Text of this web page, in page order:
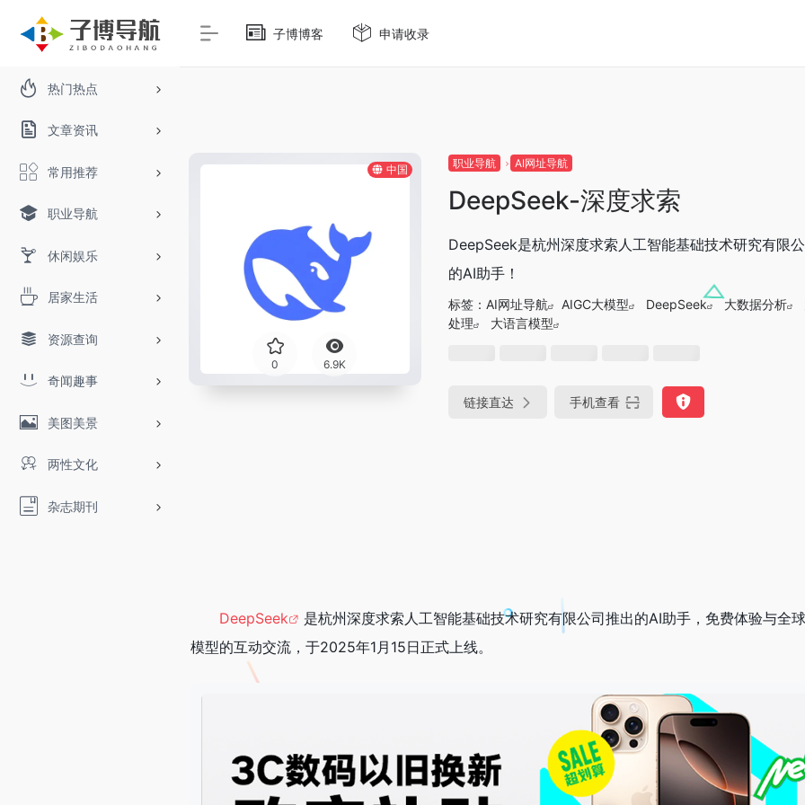
热门热点
文章资讯
常用推荐
职业导航
休闲娱乐
居家生活
资源查询
奇闻趣事
美图美景
两性文化
杂志期刊
子博博客 申请收录
中国
0 6.9K
职业导航 AI网址导航
DeepSeek-深度求索
DeepSeek是杭州深度求索人工智能基础技术研究有限
的AI助手！
标签： AI网址导航 AIGC大模型 DeepSeek 大数据分析
处理
大语言模型
链接直达 手机查看
DeepSeek
是杭州深度求索人工智能基础技术研究有限公司推出的AI助手，免费体验与全
模型的互动交流，于2025年1月15日正式上线。